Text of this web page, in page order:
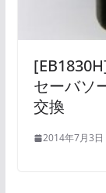
セーバソ
交換
2014年7月3日